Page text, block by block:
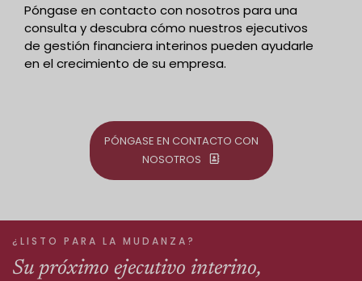
Póngase en contacto con nosotros para una
consulta y descubra cómo nuestros ejecutivos
de gestión financiera interinos pueden ayudarle
en el crecimiento de su empresa.
PÓNGASE EN CONTACTO CON
NOSOTROS
¿LISTO PARA LA MUDANZA?
Su próximo ejecutivo interino,